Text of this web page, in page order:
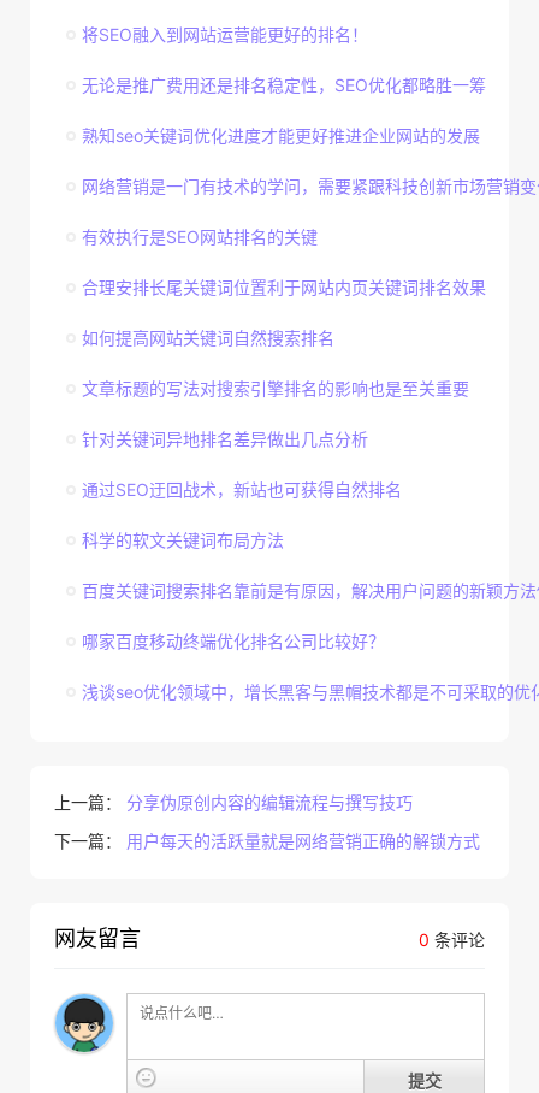
将SEO融入到网站运营能更好的排名！
无论是推广费用还是排名稳定性，SEO优化都略胜一筹
熟知seo关键词优化进度才能更好推进企业网站的发展
网络营销是一门有技术的学问，需要紧跟科技创新市场营销
有效执行是SEO网站排名的关键
合理安排长尾关键词位置利于网站内页关键词排名效果
如何提高网站关键词自然搜索排名
文章标题的写法对搜索引擎排名的影响也是至关重要
针对关键词异地排名差异做出几点分析
通过SEO迂回战术，新站也可获得自然排名
科学的软文关键词布局方法
百度关键词搜索排名靠前是有原因，解决用户问题的新颖方
哪家百度移动终端优化排名公司比较好？
浅谈seo优化领域中，增长黑客与黑帽技术都是不可采取的优
上一篇： 分享伪原创内容的编辑流程与撰写技巧
下一篇： 用户每天的活跃量就是网络营销正确的解锁方式
0 条评论
网友留言
提交